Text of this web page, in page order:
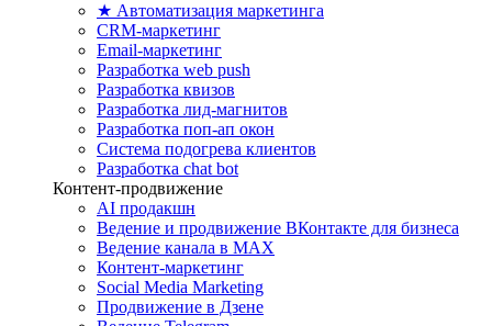
★ Автоматизация маркетинга
CRM-маркетинг
Email-маркетинг
Разработка web push
Разработка квизов
Разработка лид-магнитов
Разработка поп-ап окон
Система подогрева клиентов
Разработка chat bot
Контент-продвижение
AI продакшн
Ведение и продвижение ВКонтакте для бизнеса
Ведение канала в MAX
Контент-маркетинг
Social Media Marketing
Продвижение в Дзене